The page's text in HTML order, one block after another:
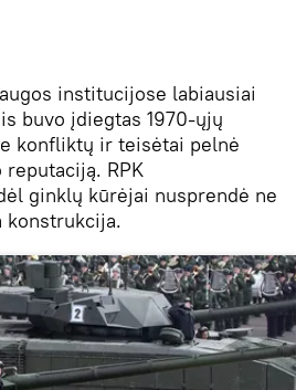
institucijose labiausiai
buvo įdiegtas 1970-ųjų
konfliktų ir teisėtai pelnė
RPK
ginklų kūrėjai nusprendė ne